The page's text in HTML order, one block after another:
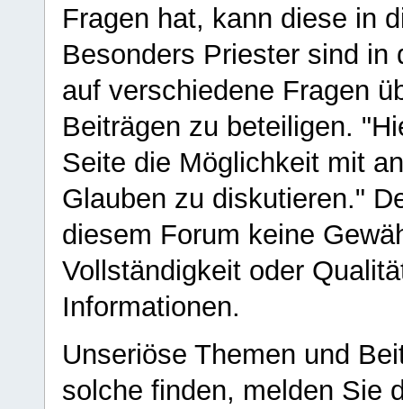
Fragen hat, kann diese in
Besonders Priester sind in
auf verschiedene Fragen
Beiträgen zu beteiligen.
Seite die Möglichkeit mit
Glauben zu diskutieren."
diesem Forum keine
Vollständigkeit oder
Informationen.
Unseriöse Themen und
solche finden, melden Sie